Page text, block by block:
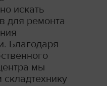
искать
для ремонта
Благодаря
мы